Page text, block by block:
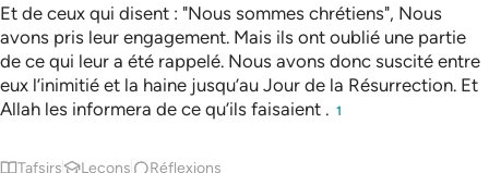
Et de ceux qui disent : "Nous sommes chrétiens", Nous
avons pris leur engagement. Mais ils ont oublié une partie
de ce qui leur a été rappelé. Nous avons donc suscité entre
eux l’inimitié et la haine jusqu’au Jour de la Résurrection. Et
Allah les informera de ce qu’ils faisaient . 1
Tafsirs Leçons Réflexions